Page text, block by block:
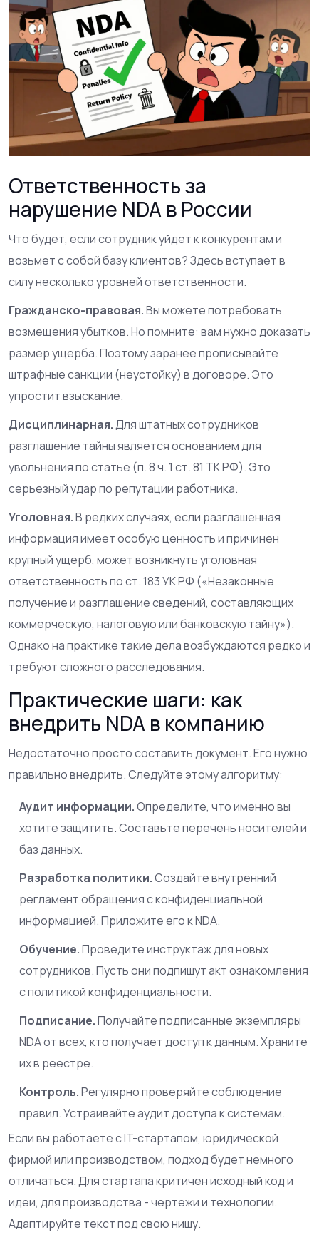
Ответственность за
нарушение NDA в России
Что будет, если сотрудник уйдет к конкурентам и
возьмет с собой базу клиентов? Здесь вступает в
силу несколько уровней ответственности.
Гражданско-правовая.Вы можете потребовать
возмещения убытков. Но помните: вам нужно доказать
размер ущерба. Поэтому заранее прописывайте
штрафные санкции (неустойку) в договоре. Это
упростит взыскание.
Дисциплинарная.Для штатных сотрудников
разглашение тайны является основанием для
увольнения по статье (п. 8 ч. 1 ст. 81 ТК РФ). Это
серьезный удар по репутации работника.
Уголовная.В редких случаях, если разглашенная
информация имеет особую ценность и причинен
крупный ущерб, может возникнуть уголовная
ответственность по ст. 183 УК РФ («Незаконные
получение и разглашение сведений, составляющих
коммерческую, налоговую или банковскую тайну»).
Однако на практике такие дела возбуждаются редко и
требуют сложного расследования.
Практические шаги: как
внедрить NDA в компанию
Недостаточно просто составить документ. Его нужно
правильно внедрить. Следуйте этому алгоритму:
Аудит информации.Определите, что именно вы
хотите защитить. Составьте перечень носителей и
баз данных.
Разработка политики.Создайте внутренний
регламент обращения с конфиденциальной
информацией. Приложите его к NDA.
Обучение.Проведите инструктаж для новых
сотрудников. Пусть они подпишут акт ознакомления
с политикой конфиденциальности.
Подписание.Получайте подписанные экземпляры
NDA от всех, кто получает доступ к данным. Храните
их в реестре.
Контроль.Регулярно проверяйте соблюдение
правил. Устраивайте аудит доступа к системам.
Если вы работаете с IT-стартапом, юридической
фирмой или производством, подход будет немного
отличаться. Для стартапа критичен исходный код и
идеи, для производства - чертежи и технологии.
Адаптируйте текст под свою нишу.